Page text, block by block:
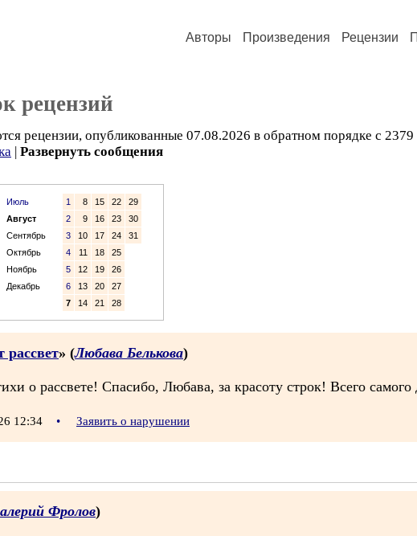
Авторы Произведения Рецензии
рецензий
рецензии, опубликованные 07.08.2026 в обратном порядке с
| Развернуть сообщения
Июль
Август
Сентябрь
Октябрь
Ноябрь
Декабрь
1 8 15 22
29
2
9 16 23
30
3
10 17 24
31
4
11 18
25
5
12 19
26
6
13 20
27
7
14 21 28
» (Любава Белькова)
о рассвете! Спасибо, Любава, за красоту строк! Всего
12:34 • Заявить о нарушении
Фролов)